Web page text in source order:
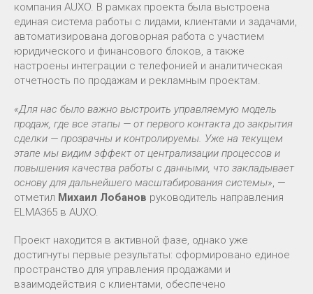
компания AUXO. В рамках проекта была выстроена
единая система работы с лидами, клиентами и задачами,
автоматизирована договорная работа с участием
юридического и финансового блоков, а также
настроены интеграции с телефонией и аналитическая
отчетность по продажам и рекламным проектам.
«Для нас было важно выстроить управляемую модель
продаж, где все этапы — от первого контакта до закрытия
сделки — прозрачны и контролируемы. Уже на текущем
этапе мы видим эффект от централизации процессов и
повышения качества работы с данными, что закладывает
основу для дальнейшего масштабирования системы» , —
отметил Михаил Лобанов руководитель направления
ELMA365 в AUXO.
Проект находится в активной фазе, однако уже
достигнуты первые результаты: сформировано единое
пространство для управления продажами и
взаимодействия с клиентами, обеспечено